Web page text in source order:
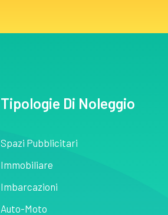
Tipologie Di Noleggio
Spazi Pubblicitari
Immobiliare
Imbarcazioni
Auto-Moto